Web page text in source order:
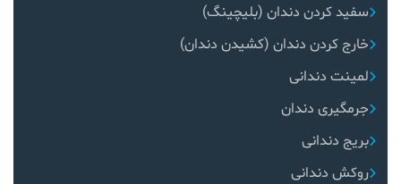
سفید کردن دندان (بلیچینگ)
خارج کردن دندان (کشیدن دندان)
لمینت دندانی
جرمگیری دندان
بریج دندانی
روکش دندانی